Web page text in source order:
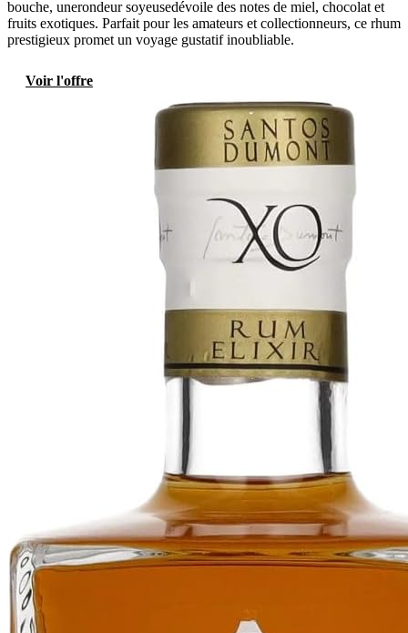
bouche, unerondeur soyeusedévoile des notes de miel, chocolat et
fruits exotiques. Parfait pour les amateurs et collectionneurs, ce rhum
prestigieux promet un voyage gustatif inoubliable.
Voir l'offre